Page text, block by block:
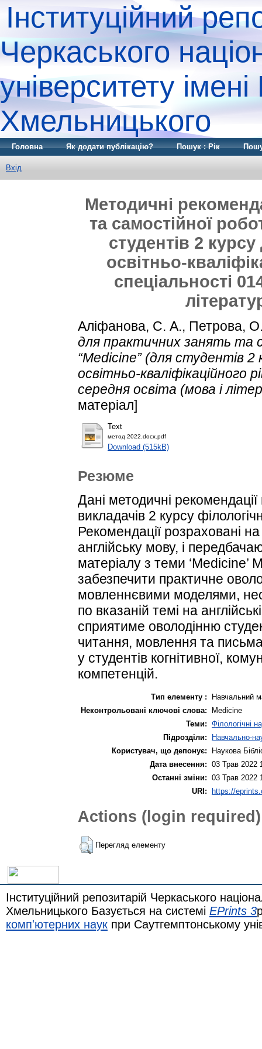
Інституційний
Черкаського
університету
Хмельницького
Головна Як додати публікацію? Пошук : Рік
Вхід
Методичні
та самостійної
студентів 2
освітньо-
спеціальності
Аліфанова, С. А., Петрова,
для практичних занять та
“Medicine” (для студентів
освітньо-кваліфікаційного
середня освіта (мова і
матеріал]
Text
метод 2022.docx.pdf
Download (515kB)
Резюме
Дані методичні
викладачів 2 курсу
Рекомендації розраховані
англійську мову, і
матеріалу з теми
забезпечити практичне
мовленнєвими моделями,
по вказаній темі на
сприятиме оволодінню
читання, мовлення та
у студентів когнітивної,
компетенцій.
Тип елементу :
Навчальний
Неконтрольовані ключові слова:
Medicine
Теми: Філологічні
Підрозділи:
Навчально-
Користувач, що депонує:
Наукова
Дата внесення: 03 Трав 2022
Останні зміни: 03 Трав 2022
URI: https://
Actions (login required)
Перегляд елементу
Інституційний репозитарій Черкаського
Хмельницького Базується на системі EPrints 3
комп'ютерних наук при Саутгемптонському